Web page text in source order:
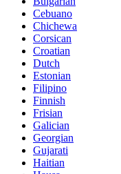
Cebuano
Chichewa
Corsican
Croatian
Dutch
Estonian
Filipino
Finnish
Frisian
Galician
Georgian
Gujarati
Haitian